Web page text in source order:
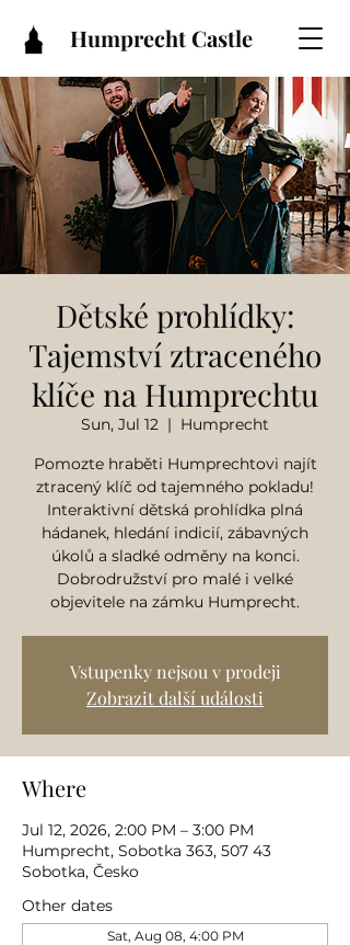
Humprecht Castle
Dětské prohlídky:
Tajemství ztraceného
klíče na Humprechtu
Sun, Jul 12
  |
Humprecht
Pomozte hraběti Humprechtovi najít
ztracený klíč od tajemného pokladu!
Interaktivní dětská prohlídka plná
hádanek, hledání indicií, zábavných
úkolů a sladké odměny na konci.
Dobrodružství pro malé i velké
objevitele na zámku Humprecht.
Vstupenky nejsou v prodeji
Zobrazit další události
Where
Jul 12, 2026, 2:00 PM – 3:00 PM
Humprecht, Sobotka 363, 507 43
Sobotka, Česko
Other dates
Sat, Aug 08, 4:00 PM